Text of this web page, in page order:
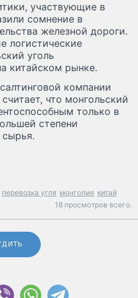
участвующие в
сомнение в
железной дороги.
логистические
уголь
китайском рынке.
компании
что монгольский
только в
степени
перевозка угля монголия китай
18 просмотров всего.